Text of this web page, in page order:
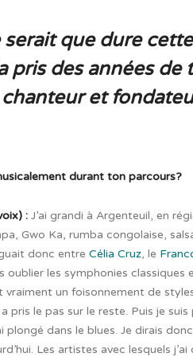
que dure
pris des années
chanteur et
durant ton parcours?
: J’ai grandi à Argenteuil, en
Gwo Ka, rumba congolaise,
donc entre Célia Cruz, le
oublier les symphonies
vraiment un foisonnement de
pris le pas sur le reste. Puis je
plongé dans le blues. Je dirais
Les artistes avec lesquels